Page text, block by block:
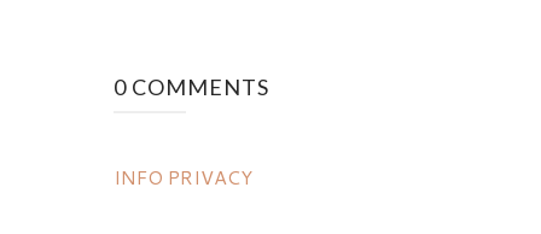
0 COMMENTS
INFO PRIVACY